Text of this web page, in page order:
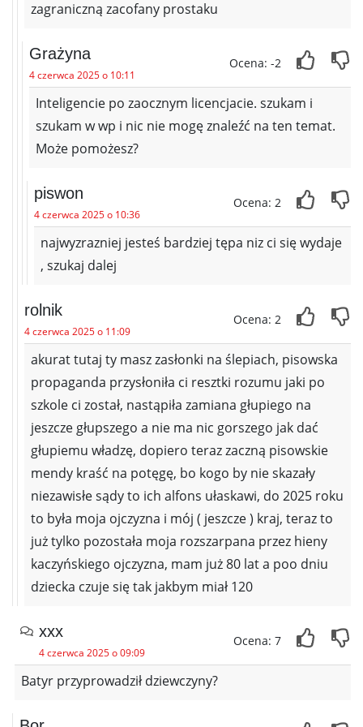
zagraniczną zacofany prostaku
Grażyna
4 czerwca 2025 o 10:11
Ocena: -2
Inteligencie po zaocznym licencjacie. szukam i
szukam w wp i nic nie mogę znaleźć na ten temat.
Może pomożesz?
piswon
4 czerwca 2025 o 10:36
Ocena: 2
najwyzrazniej jesteś bardziej tępa niz ci się wydaje
, szukaj dalej
rolnik
4 czerwca 2025 o 11:09
Ocena: 2
akurat tutaj ty masz zasłonki na ślepiach, pisowska
propaganda przysłoniła ci resztki rozumu jaki po
szkole ci został, nastąpiła zamiana głupiego na
jeszcze głupszego a nie ma nic gorszego jak dać
głupiemu władzę, dopiero teraz zaczną pisowskie
mendy kraść na potęgę, bo kogo by nie skazały
niezawisłe sądy to ich alfons ułaskawi, do 2025 roku
to była moja ojczyzna i mój ( jeszcze ) kraj, teraz to
już tylko pozostała moja rozszarpana przez hieny
kaczyńskiego ojczyzna, mam już 80 lat a poo dniu
dziecka czuje się tak jakbym miał 120
xxx
4 czerwca 2025 o 09:09
Ocena: 7
Batyr przyprowadził dziewczyny?